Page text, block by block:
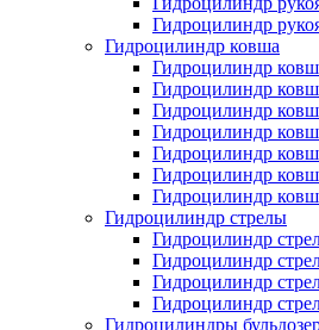
Гидроцилиндр
Гидроцилиндр ковша
Гидроцилиндр
Гидроцилиндр
Гидроцилиндр
Гидроцилиндр
Гидроцилиндр
Гидроцилиндр
Гидроцилиндр
Гидроцилиндр стрелы
Гидроцилиндр
Гидроцилиндр
Гидроцилиндр
Гидроцилиндр
Гидроцилиндры